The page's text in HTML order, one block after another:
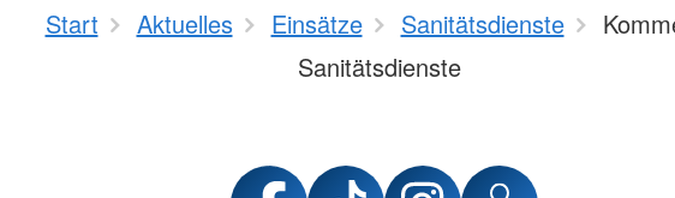
Start Aktuelles Einsätze Sanitätsdienste
Sanitätsdienste